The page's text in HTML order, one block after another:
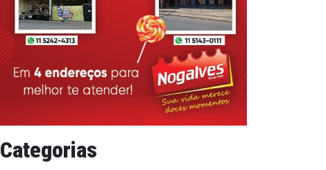
Categorias